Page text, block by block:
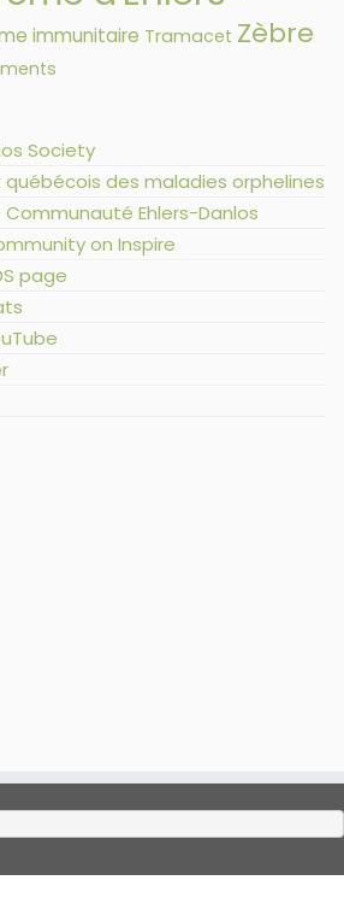
immunitaire Tramacet Zèbre
Society
des maladies orphelines
Ehlers-Danlos
on Inspire
page